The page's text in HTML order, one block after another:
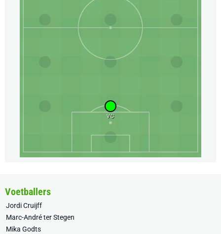
VC
Voetballers
Jordi Cruijff
Marc-André ter Stegen
Mika Godts